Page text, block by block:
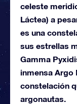
celeste
Láctea) a
es una
sus estrellas
Gamma
inmensa Argo
constelación
argonautas.